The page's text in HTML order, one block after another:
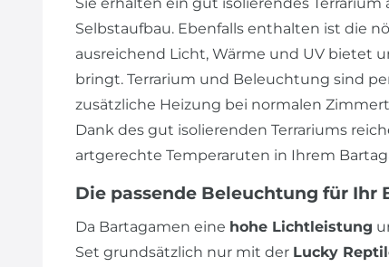
Selbstaufbau. Ebenfalls enthalten ist die
ausreichend Licht, Wärme und UV bietet
bringt. Terrarium und Beleuchtung sind
zusätzliche Heizung bei normalen
Dank des gut isolierenden Terrariums
artgerechte Temperaruten in Ihrem
Die passende Beleuchtung für Ihr
Da Bartagamen eine hohe Lichtleistung
Set grundsätzlich nur mit der Lucky